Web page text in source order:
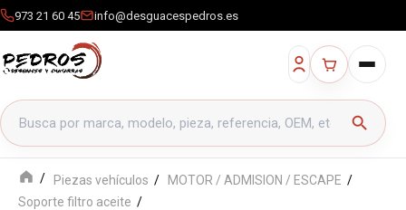
973 21 60 45 info@desguacespedros.es
Buscar productos
search
Piezas vehículos
MOTOR / ADMISION / ESCAPE
Soporte filtro aceite